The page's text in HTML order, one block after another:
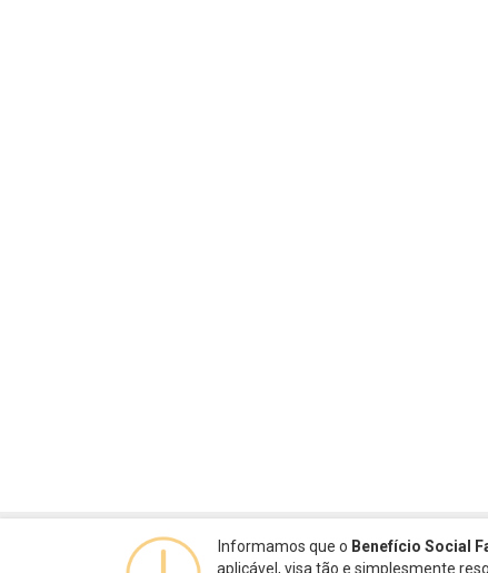
Informamos que o Benefício Social
aplicável, visa tão e simplesmente